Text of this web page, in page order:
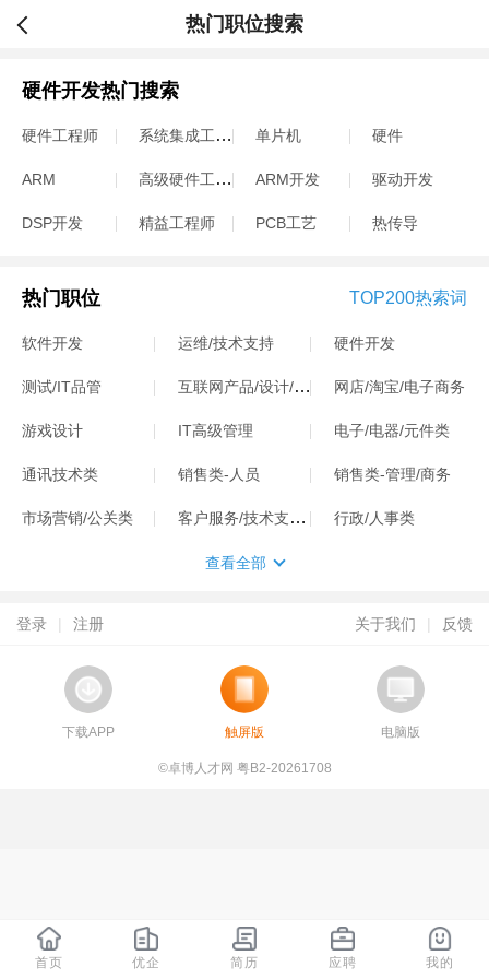
热门职位搜索
硬件开发热门搜索
硬件工程师 系统集成工程师 单片机 硬件
ARM 高级硬件工程师 ARM开发 驱动开发
DSP开发 精益工程师 PCB工艺 热传导
热门职位 TOP200热索词
软件开发 运维/技术支持 硬件开发
测试/IT品管 互联网产品/设计/运营 网店/淘宝/电子商务
游戏设计 IT高级管理 电子/电器/元件类
通讯技术类 销售类-人员 销售类-管理/商务
市场营销/公关类 客户服务/技术支持类 行政/人事类
查看全部
登录 | 注册 关于我们 | 反馈
下载APP 触屏版 电脑版
©卓博人才网 粤B2-20261708
首页 优企 简历 应聘 我的